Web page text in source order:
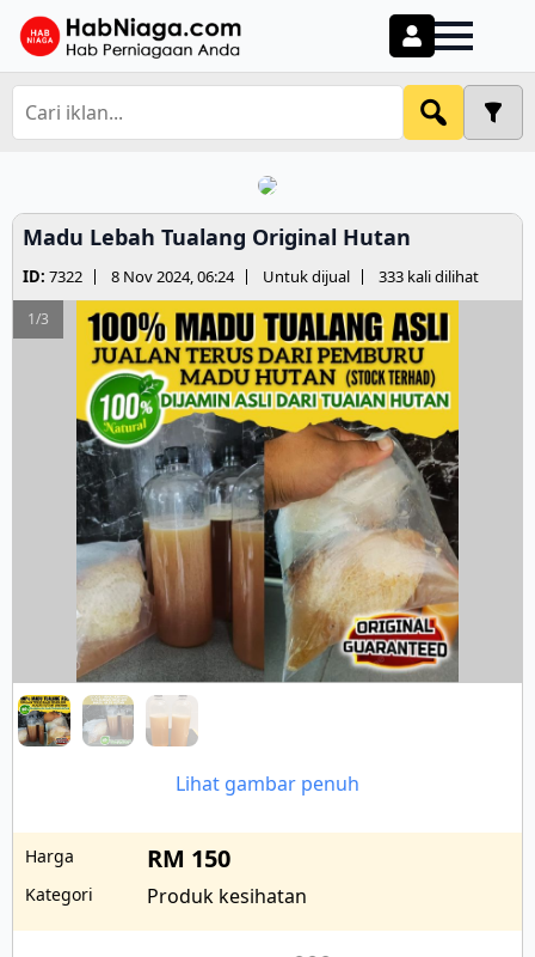
Madu Lebah Tualang Original Hutan
ID: 7322 8 Nov 2024, 06:24 Untuk dijual 333 kali dilihat
1/3
Lihat gambar penuh
Harga RM 150
Kategori Produk kesihatan